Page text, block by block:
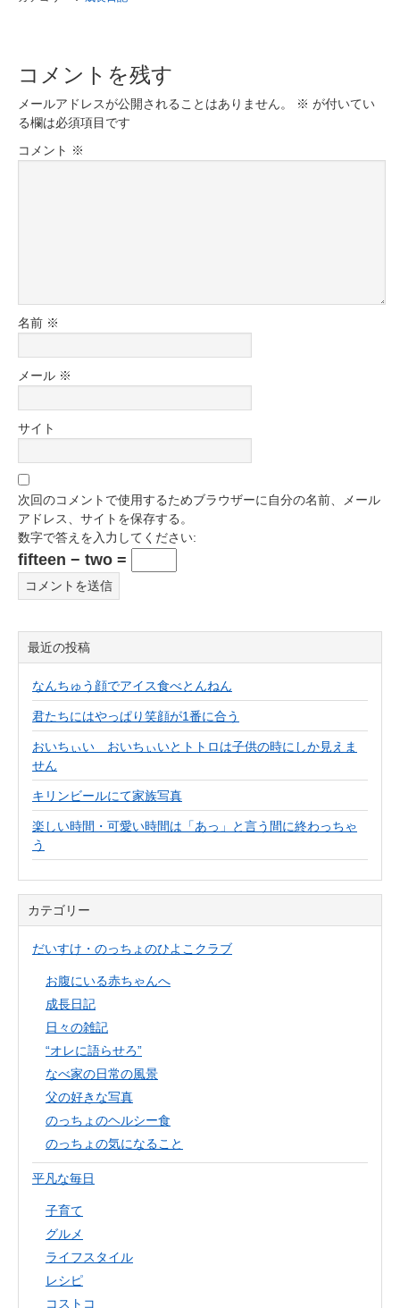
コメントを残す
メールアドレスが公開されることはありません。 ※ が付いてい
る欄は必須項目です
コメント ※
名前 ※
メール ※
サイト
次回のコメントで使用するためブラウザーに自分の名前、メール
アドレス、サイトを保存する。
数字で答えを入力してください:
fifteen − two =
最近の投稿
なんちゅう顔でアイス食べとんねん
君たちにはやっぱり笑顔が1番に合う
おいちぃい おいちぃいとトトロは子供の時にしか見えま
せん
キリンビールにて家族写真
楽しい時間・可愛い時間は「あっ」と言う間に終わっちゃ
う
カテゴリー
だいすけ・のっちょのひよこクラブ
お腹にいる赤ちゃんへ
成長日記
日々の雑記
“オレに語らせろ”
なべ家の日常の風景
父の好きな写真
のっちょのヘルシー食
のっちょの気になること
平凡な毎日
子育て
グルメ
ライフスタイル
レシピ
コストコ